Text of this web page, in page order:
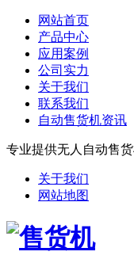
网站首页
产品中心
应用案例
公司实力
关于我们
联系我们
自动售货机资讯
专业提供无人自动售
关于我们
网站地图